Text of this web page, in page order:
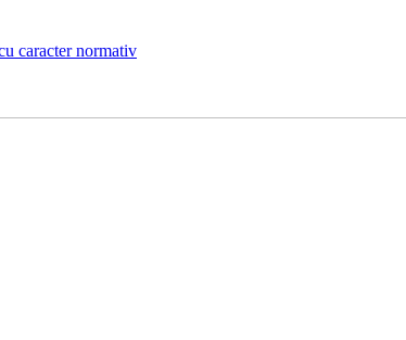
caracter normativ